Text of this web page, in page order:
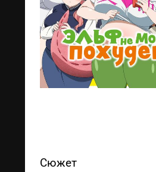
Сюжет